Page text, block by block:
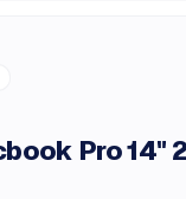
Pro 14"